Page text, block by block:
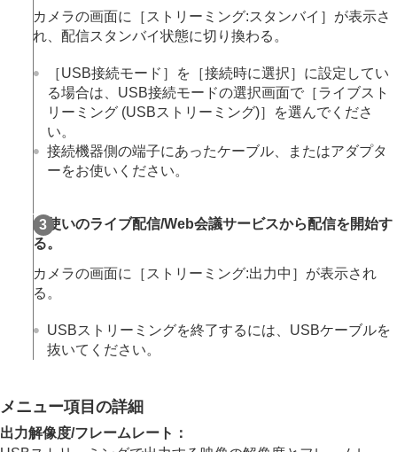
インターバル撮影機能
より高解像の静止画を撮影する
画質や記録形式を設定する
タッチ機能を使う
シャッターの設定
ズームする
フラッシュを使う
手ブレを補正する
レンズ補正（静止画/動画）
ノイズリダクション
動画を撮影しながら静止画を切り出す
外部RAWレコーダーにRAW動画を出力する
カメラをカスタマイズする
再生する
パソコンでできること
クラウドサービスを利用する
資料
カメラの画面に
［ストリーミング:スタンバイ］ が表示さ
れ、配信スタンバイ状態に切り換わる。
［USB接続モード］ を ［接続時に選択］ に設定してい
る場合は、USB接続モードの選択画面で ［ライブスト
リーミング (USBストリーミング)］
を選んでくださ
い。
接続機器側の端子にあったケーブル、またはアダプタ
ーをお使いください。
お使いのライブ配信/Web会議サービスから配信を開始す
る。
カメラの画面に
［ストリーミング:出力中］ が表示され
る。
USBストリーミングを終了するには、USBケーブルを
抜いてください。
メニュー項目の詳細
出力解像度/フレームレート ：